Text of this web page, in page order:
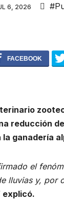
6, 2026
reducción
ganadería
el
lluvias y, por
explicó.